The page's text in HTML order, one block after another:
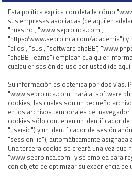
Esta política explica con detalle cómo
sus empresas asociadas (de aquí en
"nuestro", "www.seproinca.com",
"https://www.seproinca.com/academia") y
"ellos", "sus", "software phpBB",
"phpBB Teams") emplean cualquier
cualquier sesión de uso por usted (de
Su información es obtenida por dos vías.
"www.seproinca.com" hará al software
cookies, las cuales son un pequeño
en los archivos temporales del navegador
cookies sólo contienen un identificador
"user-id") y un identificador de sesión
"session-id"), automáticamente asignada
Una tercera cookie se creará una vez que
"www.seproinca.com" y se emplea para
con objeto de optimizar su experiencia de